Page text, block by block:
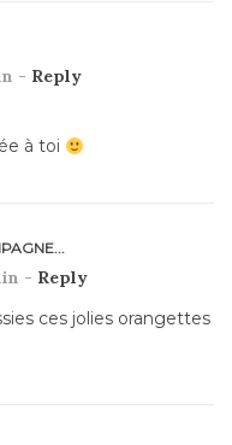
- Reply
à toi
- Reply
ces jolies orangettes